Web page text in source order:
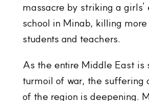
massacre by striking a
school in Minab, killing more
students and teachers.
As the entire Middle East is
turmoil of war, the suffering
of the region is deepening.